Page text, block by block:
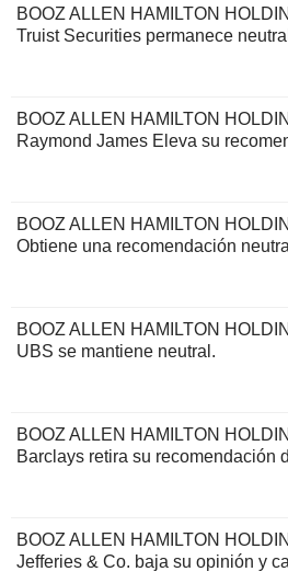
BOOZ ALLEN HAMILTON
Truist Securities permanece neutral
BOOZ ALLEN HAMILTON
Raymond James Eleva su
BOOZ ALLEN HAMILTON
Obtiene una recomendación
BOOZ ALLEN HAMILTON
UBS se mantiene neutral.
BOOZ ALLEN HAMILTON
Barclays retira su recomendación
BOOZ ALLEN HAMILTON
Jefferies & Co. baja su opinión y